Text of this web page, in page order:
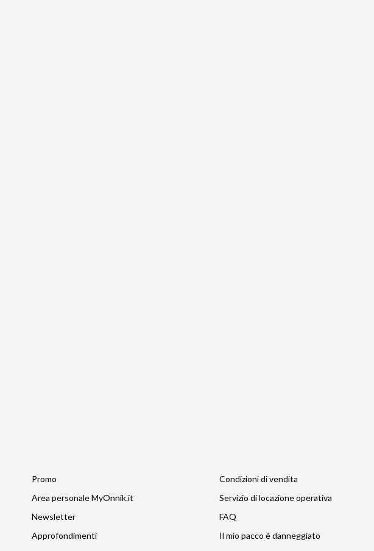
Promo
Area personale MyOnnik.it
Newsletter
Approfondimenti
Condizioni di vendita
Servizio di locazione operativa
FAQ
Il mio pacco è danneggiato